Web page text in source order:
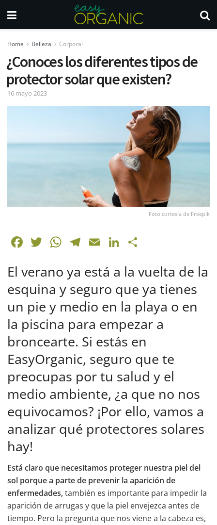
Home Belleza Corporal
¿Conoces los diferentes tipos de
protector solar que existen?
16 mayo 2023
Foto cortesía de Freepik
F
c
e
b
o
o
k
T
itt
er
W
at
s
A
p
p
T
e
gr
a
m
E
ai
l
Li
k
e
dI
n
m
p
ar
tir
El verano ya está a la vuelta de la
esquina y seguro que ya tienes
un pie y medio en la playa o en
la piscina para empezar a
broncearte. Si estás en
EasyOrganic, seguro que te
preocupas por tu salud y el
medio ambiente, ¿a que no nos
equivocamos? ¡Por ello, vamos a
analizar qué protectores solares
hay!
Está claro que necesitamos proteger nuestra piel del
sol porque a parte de prevenir la aparición de
enfermedades,también es importante para impedir la
aparición de arrugas y que la piel envejezca antes de
tiempo. Pero la pregunta que nos viene a la cabeza es,